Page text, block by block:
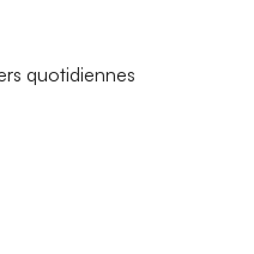
quotidiennes